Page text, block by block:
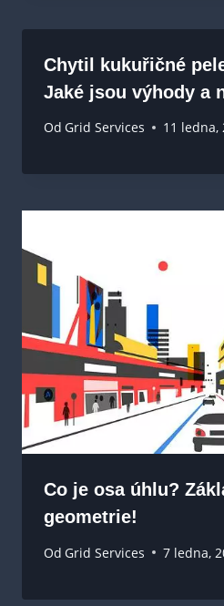
Chytil kukuřičné
Jaké jsou výhody a
Od Grid Services 11 ledna,
Co je osa úhlu?
geometrie!
Od Grid Services 7 ledna,